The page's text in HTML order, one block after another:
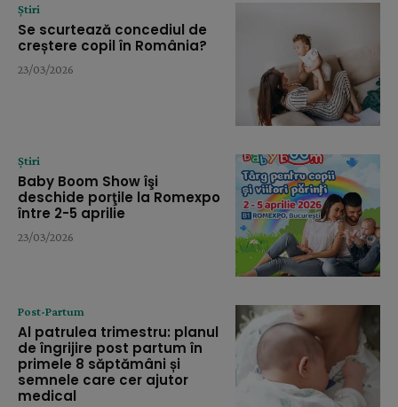
Știri
Se scurtează concediul de
creștere copil în România?
23/03/2026
Știri
Baby Boom Show îşi
deschide porţile la Romexpo
între 2-5 aprilie
23/03/2026
Post-Partum
Al patrulea trimestru: planul
de îngrijire post partum în
primele 8 săptămâni și
semnele care cer ajutor
medical